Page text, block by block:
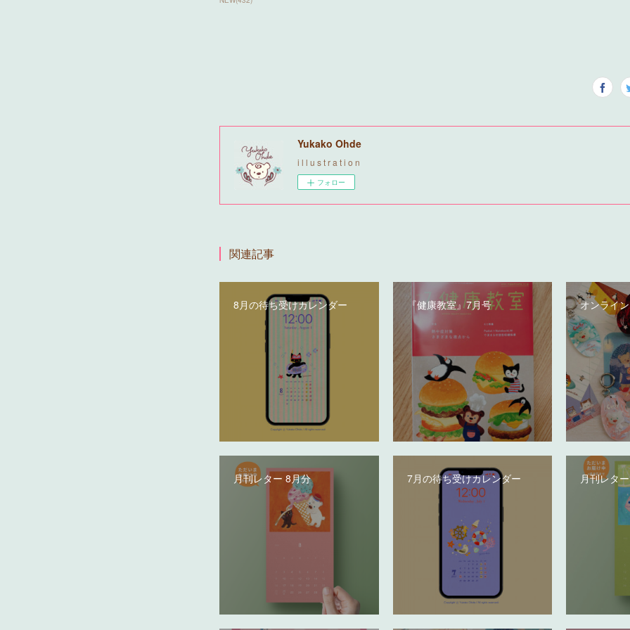
Yukako Ohde
i l l u s t r a t i o n
フォロー
関連記事
8月の待ち受けカレンダー 『健康教室』7月号 オンライ
月刊レター 8月分 7月の待ち受けカレンダー 月刊レタ